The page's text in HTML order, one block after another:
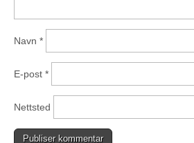
Navn *
E-post *
Nettsted